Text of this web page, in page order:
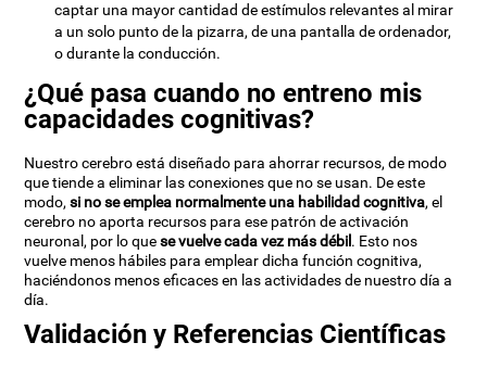
captar una mayor cantidad de estímulos relevantes al mirar
a un solo punto de la pizarra, de una pantalla de ordenador,
o durante la conducción.
¿Qué pasa cuando no entreno mis
capacidades cognitivas?
Nuestro cerebro está diseñado para ahorrar recursos, de modo
que tiende a eliminar las conexiones que no se usan. De este
modo,si no se emplea normalmente una habilidad cognitiva, el
cerebro no aporta recursos para ese patrón de activación
neuronal, por lo quese vuelve cada vez más débil . Esto nos
vuelve menos hábiles para emplear dicha función cognitiva,
haciéndonos menos eficaces en las actividades de nuestro día a
día.
Validación y Referencias Científicas